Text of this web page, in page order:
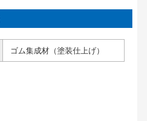
ゴム集成材（塗装仕上げ）